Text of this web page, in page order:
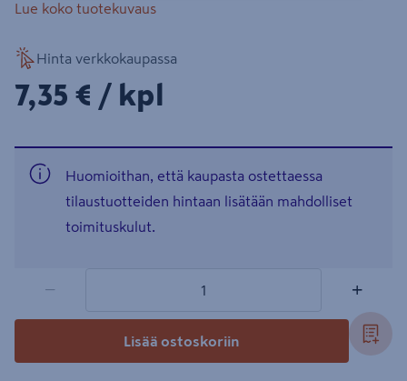
Lue koko tuotekuvaus
Hinta verkkokaupassa
7,35€/kpl
7,35 € / kpl
Huomioithan, että kaupasta ostettaessa
tilaustuotteiden hintaan lisätään mahdolliset
toimituskulut.
− +
Lisää ostoskoriin